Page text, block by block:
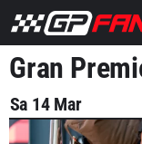
Gran
Sa 14 Mar